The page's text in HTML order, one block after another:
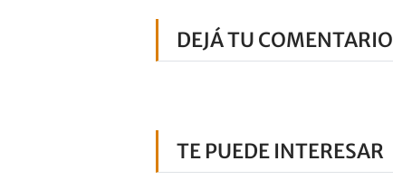
DEJÁ TU COMENTARIO
TE PUEDE INTERESAR